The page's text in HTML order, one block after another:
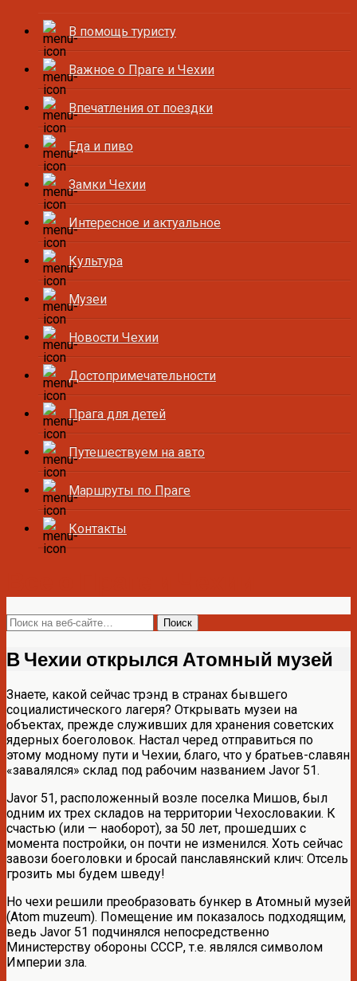
В помощь туристу
Важное о Праге и Чехии
Впечатления от поездки
Еда и пиво
Замки Чехии
Интересное и актуальное
Культура
Музеи
Новости Чехии
Достопримечательности
Прага для детей
Путешествуем на авто
Маршруты по Праге
Контакты
В Чехии открылся Атомный музей
Знаете, какой сейчас трэнд в странах бывшего
социалистического лагеря? Открывать музеи на
объектах, прежде служивших для хранения советских
ядерных боеголовок. Настал черед отправиться по
этому модному пути и Чехии, благо, что у братьев-славян
«завалялся» склад под рабочим названием Javor 51.
Javor 51, расположенный возле поселка Мишов, был
одним их трех складов на территории Чехословакии. К
счастью (или — наоборот), за 50 лет, прошедших с
момента постройки, он почти не изменился. Хоть сейчас
завози боеголовки и бросай панславянский клич: Отсель
грозить мы будем шведу!
Но чехи решили преобразовать бункер в Атомный музей
(Atom muzeum). Помещение им показалось подходящим,
ведь Javor 51 подчинялся непосредственно
Министерству обороны СССР, т.е. являлся символом
Империи зла.